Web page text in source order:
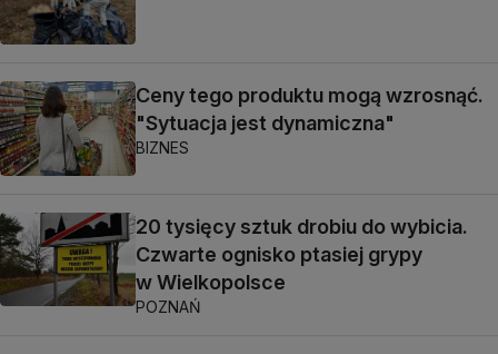
Ceny tego produktu mogą wzrosnąć.
"Sytuacja jest dynamiczna"
BIZNES
20 tysięcy sztuk drobiu do wybicia.
Czwarte ognisko ptasiej grypy
w Wielkopolsce
POZNAŃ